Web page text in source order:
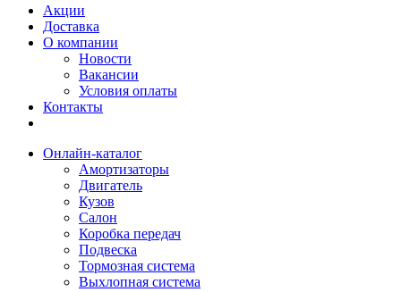
Акции
Доставка
О компании
Новости
Вакансии
Условия оплаты
Контакты
Онлайн-каталог
Амортизаторы
Двигатель
Кузов
Салон
Коробка передач
Подвеска
Тормозная система
Выхлопная система